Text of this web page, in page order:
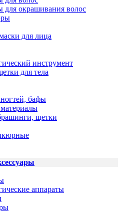
для окрашивания волос
для лица
инструмент
для тела
бафы
щетки
аппараты